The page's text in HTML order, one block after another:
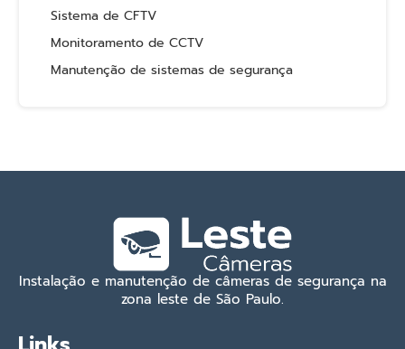
Sistema de CFTV
Monitoramento de CCTV
Manutenção de sistemas de segurança
Instalação e manutenção de câmeras de segurança na
zona leste de São Paulo.